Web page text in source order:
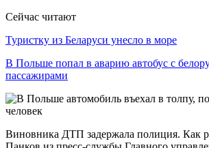
Сейчас читают
Туристку из Беларуси унесло в море
В Польше попал в аварию автобус с
пассажирами
Виновника ДТП задержала полиция. Как